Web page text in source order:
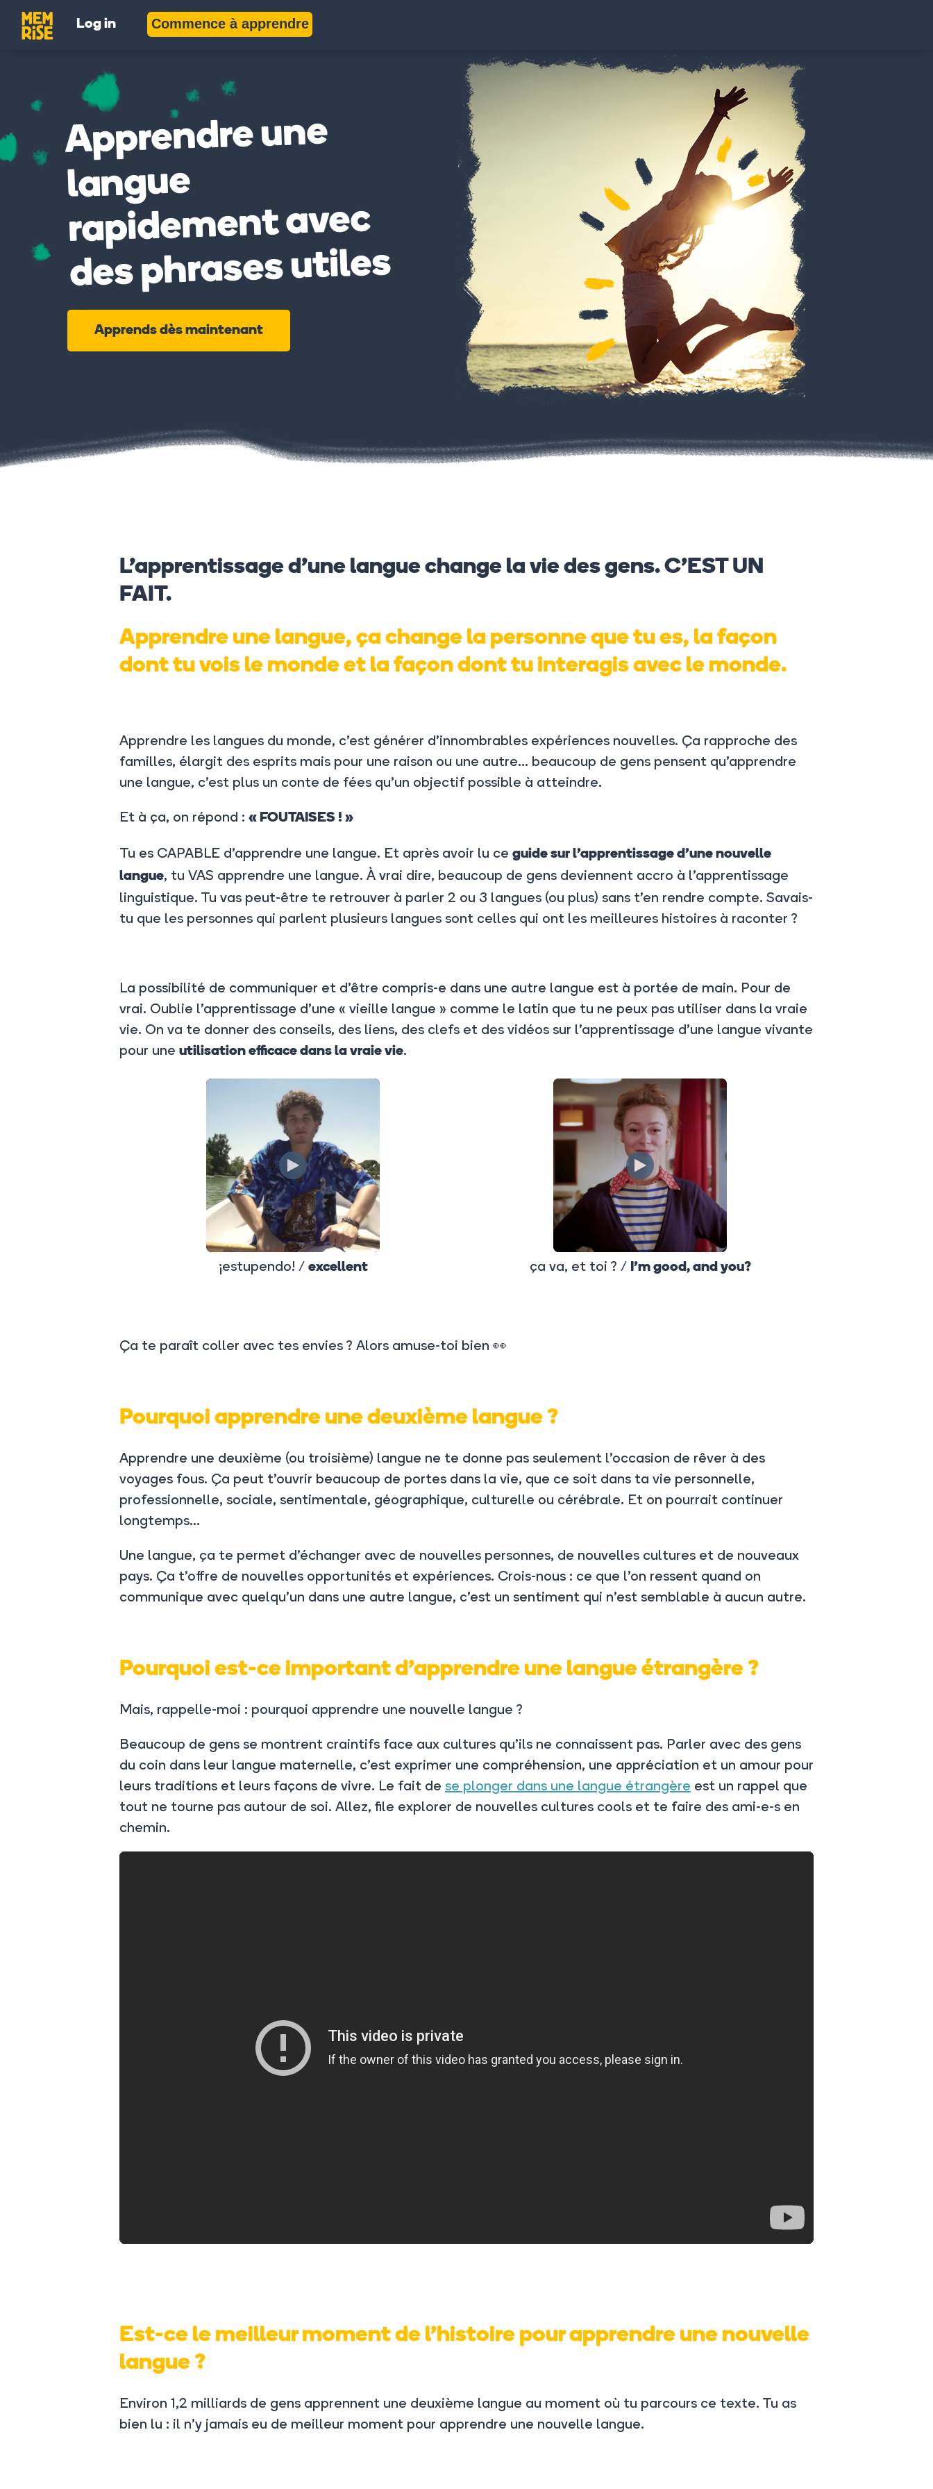
Log in Commence à apprendre
Apprendre une
langue
rapidement avec
des phrases utiles
Apprends dès maintenant
L’apprentissage d’une langue change la vie des gens. C’EST UN
FAIT.
Apprendre une langue, ça change la personne que tu es, la façon
dont tu vois le monde et la façon dont tu interagis avec le monde.
Apprendre les langues du monde, c’est générer d’innombrables expériences nouvelles. Ça rapproche des
familles, élargit des esprits mais pour une raison ou une autre… beaucoup de gens pensent qu’apprendre
une langue, c’est plus un conte de fées qu’un objectif possible à atteindre.
Et à ça, on répond : « FOUTAISES ! »
Tu es CAPABLE d’apprendre une langue. Et après avoir lu ce guide sur l’apprentissage d’une nouvelle
langue, tu VAS apprendre une langue. À vrai dire, beaucoup de gens deviennent accro à l’apprentissage
linguistique. Tu vas peut-être te retrouver à parler 2 ou 3 langues (ou plus) sans t’en rendre compte. Savais-
tu que les personnes qui parlent plusieurs langues sont celles qui ont les meilleures histoires à raconter ?
La possibilité de communiquer et d’être compris-e dans une autre langue est à portée de main. Pour de
vrai. Oublie l’apprentissage d’une « vieille langue » comme le latin que tu ne peux pas utiliser dans la vraie
vie. On va te donner des conseils, des liens, des clefs et des vidéos sur l’apprentissage d’une langue vivante
pour une utilisation efficace dans la vraie vie.
¡estupendo! / excellent ça va, et toi ? / I'm good, and you?
Ça te paraît coller avec tes envies ? Alors amuse-toi bien 👀
Pourquoi apprendre une deuxième langue ?
Apprendre une deuxième (ou troisième) langue ne te donne pas seulement l’occasion de rêver à des
voyages fous. Ça peut t’ouvrir beaucoup de portes dans la vie, que ce soit dans ta vie personnelle,
professionnelle, sociale, sentimentale, géographique, culturelle ou cérébrale. Et on pourrait continuer
longtemps...
Une langue, ça te permet d’échanger avec de nouvelles personnes, de nouvelles cultures et de nouveaux
pays. Ça t’offre de nouvelles opportunités et expériences. Crois-nous : ce que l’on ressent quand on
communique avec quelqu’un dans une autre langue, c’est un sentiment qui n’est semblable à aucun autre.
Pourquoi est-ce important d’apprendre une langue étrangère ?
Mais, rappelle-moi : pourquoi apprendre une nouvelle langue ?
Beaucoup de gens se montrent craintifs face aux cultures qu’ils ne connaissent pas. Parler avec des gens
du coin dans leur langue maternelle, c’est exprimer une compréhension, une appréciation et un amour pour
leurs traditions et leurs façons de vivre. Le fait de se plonger dans une langue étrangère est un rappel que
tout ne tourne pas autour de soi. Allez, file explorer de nouvelles cultures cools et te faire des ami-e-s en
chemin.
Est-ce le meilleur moment de l’histoire pour apprendre une nouvelle
langue ?
Environ 1,2 milliards de gens apprennent une deuxième langue au moment où tu parcours ce texte. Tu as
bien lu : il n’y jamais eu de meilleur moment pour apprendre une nouvelle langue.